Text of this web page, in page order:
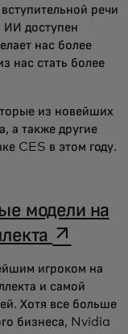
речи
ИИ доступен
нас более
нас стать более
из новейших
а также другие
CES в этом году.
модели на
opens
игроком на
и самой
Хотя все больше
бизнеса, Nvidia